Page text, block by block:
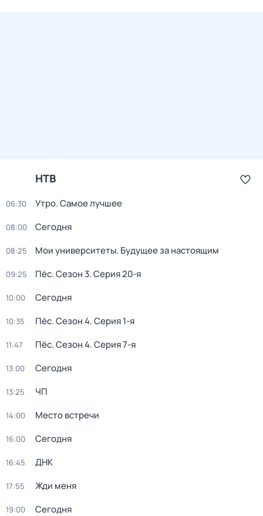
НТВ
06:30 Утро. Самое лучшее
08:00 Сегодня
08:25 Мои университеты. Будущее за настоящим
09:25 Пёс. Сезон 3. Серия 20-я
10:00 Сегодня
10:35 Пёс. Сезон 4. Серия 1-я
11:47 Пёс. Сезон 4. Серия 7-я
13:00 Сегодня
13:25 ЧП
14:00 Место встречи
16:00 Сегодня
16:45 ДНК
17:55 Жди меня
19:00 Сегодня